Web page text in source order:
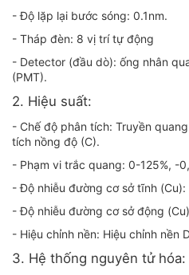
- Độ lặp lại bước sóng: 0.1nm.
- Tháp đèn: 8 vị trí tự động
- Detector (đầu dò): ống nhân
(PMT).
2. Hiệu suất:
- Chế độ phân tích: Truyền
tích nồng độ (C).
- Phạm vi trắc quang: 0-125%, -
- Độ nhiễu đường cơ sở tĩnh
- Độ nhiễu đường cơ sở động
- Hiệu chỉnh nền: Hiệu chỉnh nền
3. Hệ thống nguyên tử hóa: